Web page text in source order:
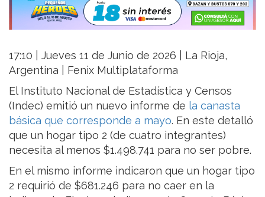
17:10 | Jueves 11 de Junio de 2026 | La Rioja,
Argentina | Fenix Multiplataforma
El Instituto Nacional de Estadística y Censos
(Indec) emitió un nuevo informe de la canasta
básica que corresponde a mayo. En este detalló
que un hogar tipo 2 (de cuatro integrantes)
necesita al menos $1.498.741 para no ser pobre.
En el mismo informe indicaron que un hogar tipo
2 requirió de $681.246 para no caer en la